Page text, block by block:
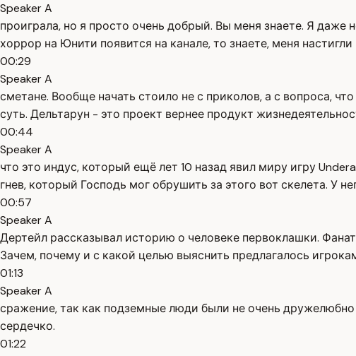
Speaker A
проиграла, но я просто очень добрый. Вы меня знаете. Я даже
хоррор на Юнити появится на канале, то знаете, меня настигли
00:29
Speaker A
сметане. Вообще начать стоило не с приколов, а с вопроса,
суть. Дельтарун - это проект вернее продукт
00:44
Speaker A
что это индус, который ещё лет 10 назад явил миру игру
гнев, который Господь мог обрушить за этого вот скелета. У
00:57
Speaker A
Дертейл рассказывал историю о человеке первоклашки.
Зачем, почему и с какой целью выяснить предлагалось
01:13
Speaker A
сражение, так как подземные люди были не очень
сердечко.
01:22